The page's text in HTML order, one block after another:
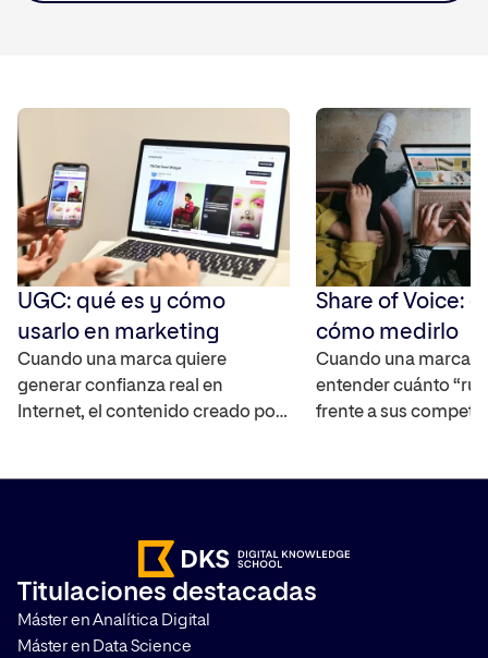
UGC: qué es y cómo
usarlo en marketing
Cuando una marca quiere
generar confianza real en
Internet, el contenido creado por
ayuda a construir credibilidad y
acelera el proceso en la toma de
decisiones de compra. Te
contamos en qué consiste y […]
Share of Voice:
cómo medirlo
Cuando una marca
entender cuánto
frente a sus
Titulaciones destacadas
Máster en Analítica Digital
Máster en Data Science